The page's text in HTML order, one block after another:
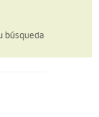
búsqueda